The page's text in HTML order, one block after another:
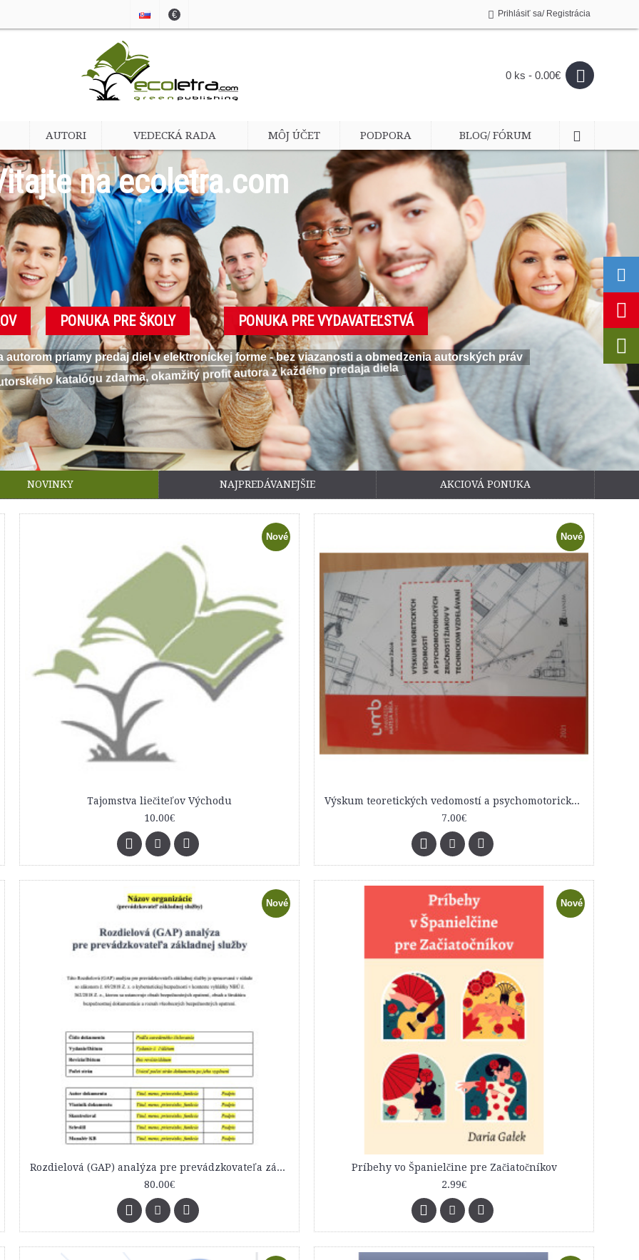
€ Prihlásiť sa/ Registrácia
0 ks - 0.00€
AUTORI VEDECKÁ RADA MÔJ ÚČET PODPORA BLOG/ FÓRUM
na ecoletra.com
priamy predaj diel v elektronickej forme - bez viazanosti a obmedzenia autorských práv
katalógu zdarma, okamžitý profit autora z každého predaja diela
PONUKA PRE ŠKOLY PONUKA PRE VYDAVATEĽSTVÁ
NOVINKY NAJPREDÁVANEJŠIE AKCIOVÁ PONUKA
Nové
Tajomstva liečiteľov Východu
10.00€
Nové
Výskum teoretických vedomostí a psychomotorických zručností žiakov v technickom vzdelávaní
7.00€
Nové
Rozdielová (GAP) analýza pre prevádzkovateľa základnej služby
80.00€
Nové
Príbehy vo Španielčine pre Začiatočníkov
2.99€